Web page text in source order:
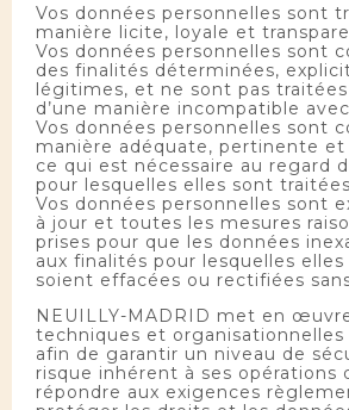
Vos données personnelles sont
manière licite, loyale et
Vos données personnelles sont
des finalités déterminées,
légitimes, et ne sont pas
d’une manière incompatible
Vos données personnelles sont
manière adéquate, pertinente
ce qui est nécessaire au regard
pour lesquelles elles sont
Vos données personnelles sont
à jour et toutes les mesures
prises pour que les données
aux finalités pour lesquelles
soient effacées ou rectifiées
NEUILLY-MADRID met en
techniques et organisationnelles
afin de garantir un niveau de
risque inhérent à ses opérations
répondre aux exigences